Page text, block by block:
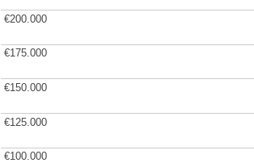
€100.000
€100.000
€125.000
€125.000
€150.000
€150.000
€175.000
€175.000
€200.000
€200.000